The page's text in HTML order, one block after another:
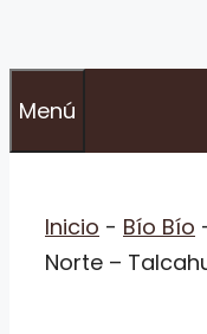
Menú
Inicio - Bío Bío
Norte –